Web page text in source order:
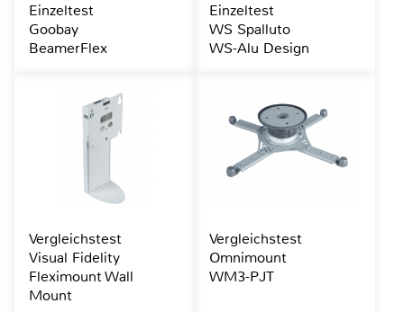
Einzeltest
Goobay
BeamerFlex
Einzeltest
WS Spalluto
WS-Alu Design
Vergleichstest
Visual Fidelity
Fleximount Wall
Mount
Vergleichstest
Omnimount
WM3-PJT